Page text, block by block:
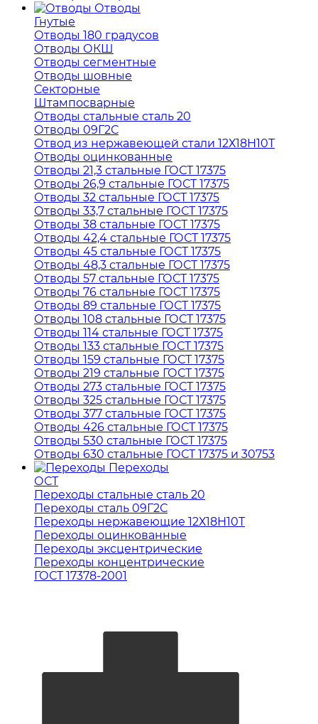
Отводы
Гнутые
Отводы 180 градусов
Отводы ОКШ
Отводы сегментные
Отводы шовные
Секторные
Штампосварные
Отводы стальные сталь 20
Отводы 09Г2С
Отвод из нержавеющей стали 12Х18Н10Т
Отводы оцинкованные
Отводы 21,3 стальные ГОСТ 17375
Отводы 26,9 стальные ГОСТ 17375
Отводы 32 стальные ГОСТ 17375
Отводы 33,7 стальные ГОСТ 17375
Отводы 38 стальные ГОСТ 17375
Отводы 42,4 стальные ГОСТ 17375
Отводы 45 стальные ГОСТ 17375
Отводы 48,3 стальные ГОСТ 17375
Отводы 57 стальные ГОСТ 17375
Отводы 76 стальные ГОСТ 17375
Отводы 89 стальные ГОСТ 17375
Отводы 108 стальные ГОСТ 17375
Отводы 114 стальные ГОСТ 17375
Отводы 133 стальные ГОСТ 17375
Отводы 159 стальные ГОСТ 17375
Отводы 219 стальные ГОСТ 17375
Отводы 273 стальные ГОСТ 17375
Отводы 325 стальные ГОСТ 17375
Отводы 377 стальные ГОСТ 17375
Отводы 426 стальные ГОСТ 17375
Отводы 530 стальные ГОСТ 17375
Отводы 630 стальные ГОСТ 17375 и 30753
Переходы
ОСТ
Переходы стальные сталь 20
Переходы сталь 09Г2С
Переходы нержавеющие 12Х18Н10Т
Переходы оцинкованные
Переходы эксцентрические
Переходы концентрические
ГОСТ 17378-2001